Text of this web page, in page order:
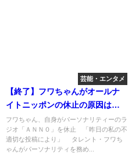
芸能・エンタメ
【終了】フワちゃんがオールナ
イトニッポンの休止の原因は、
やす子へのこの投稿以外にも原
因があった
フワちゃん、自身がパーソナリティーのラ
ジオ「ＡＮＮ０」を休止 「昨日の私の不
適切な投稿により」 タレント・フワち
ゃんがパーソナリティを務め...